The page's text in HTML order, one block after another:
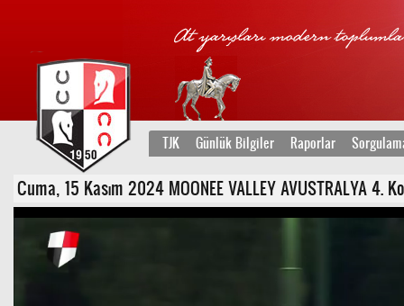
TJK Günlük Bilgiler Raporlar
Cuma, 15 Kasım 2024 MOONEE VALLEY AVUSTRALYA 4.